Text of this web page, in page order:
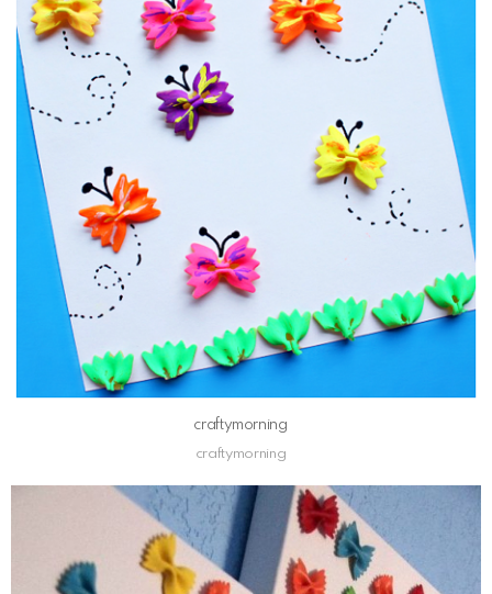
craftymorning
craftymorning